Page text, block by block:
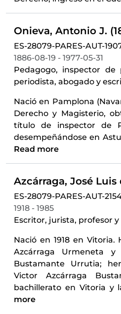
Onieva, Antonio J.
ES-28079-PARES-AUT-
1886-08-19 - 1977-05-31
Pedagogo, inspector de
periodista, abogado y
Nació en Pamplona
Derecho y Magisterio,
título de inspector de
desempeñándose en
Read more
ES-28079-PARES-AUT-
1918 - 1985
Escritor, jurista, profesor
Nació en 1918 en
Azcárraga Urmeneta
Bustamante Urrutia;
Victor Azcárraga
bachillerato en Vitoria y
more